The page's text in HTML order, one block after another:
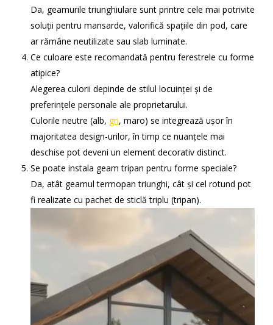
Da, geamurile triunghiulare sunt printre cele mai potrivite
soluții pentru mansarde, valorifică spațiile din pod, care
ar rămâne neutilizate sau slab luminate.
Ce culoare este recomandată pentru ferestrele cu forme
atipice?
Alegerea culorii depinde de stilul locuinței și de
preferințele personale ale proprietarului.
Culorile neutre (alb, gri, maro) se integrează ușor în
majoritatea design-urilor, în timp ce nuanțele mai
deschise pot deveni un element decorativ distinct.
Se poate instala geam tripan pentru forme speciale?
Da, atât geamul termopan triunghi, cât și cel rotund pot
fi realizate cu pachet de sticlă triplu (tripan).